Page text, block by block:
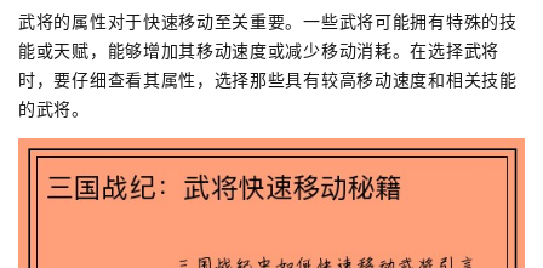
武将的属性对于快速移动至关重要。一些武将可能拥有特殊的技
能或天赋，能够增加其移动速度或减少移动消耗。在选择武将
时，要仔细查看其属性，选择那些具有较高移动速度和相关技能
的武将。